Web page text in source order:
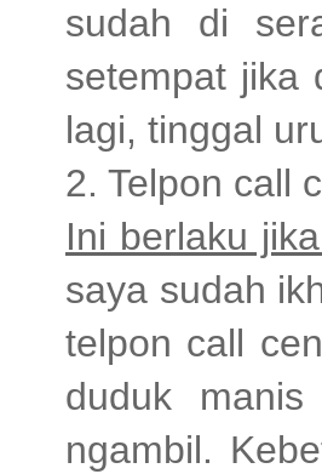
sudah di
setempat jika
lagi, tinggal
2. Telpon call
Ini berlaku
saya sudah
telpon call
duduk
ngambil.